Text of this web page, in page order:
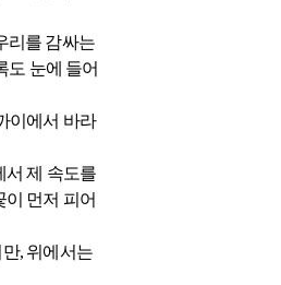
리를 감싸는
도 눈에 들어
이에서 바라
서 제 속도를
먼저 피어
, 위에서는